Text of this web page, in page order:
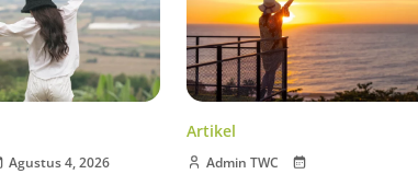
Agustus 4, 2026
Artikel
Admin TWC